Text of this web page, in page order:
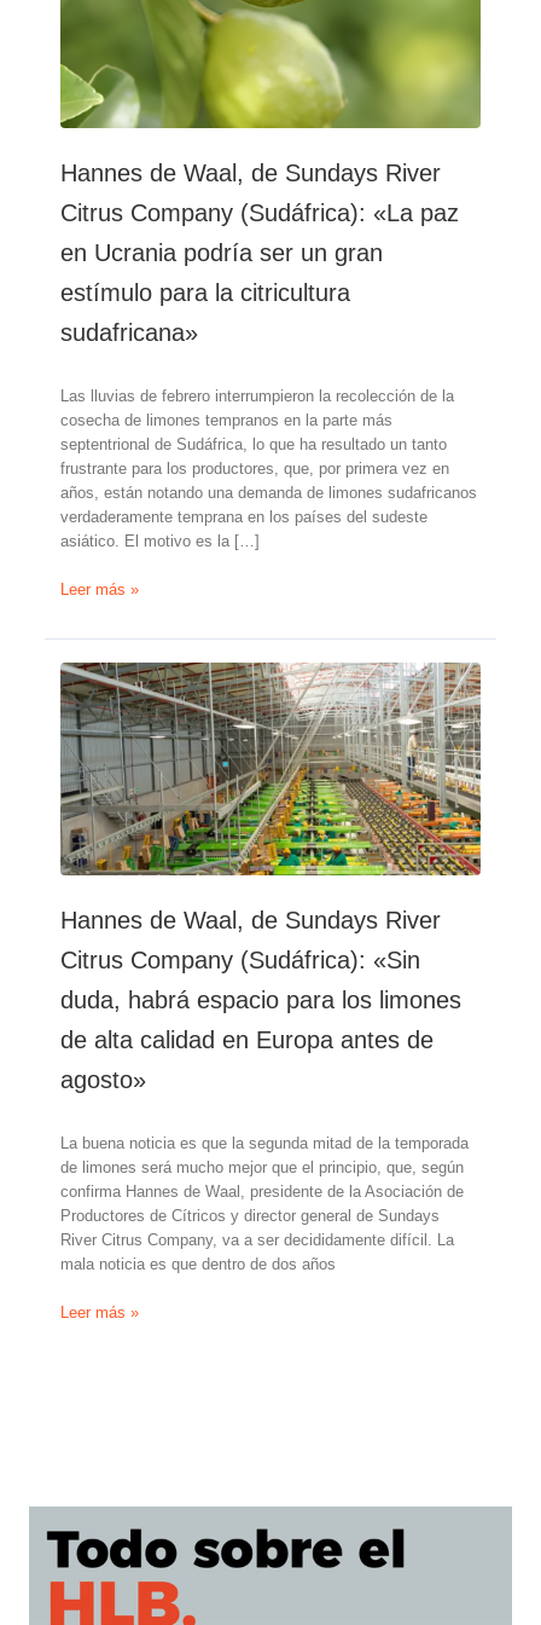
Hannes de Waal, de Sundays River
Citrus Company (Sudáfrica): «La paz
en Ucrania podría ser un gran
estímulo para la citricultura
sudafricana»
Las lluvias de febrero interrumpieron la recolección de la
cosecha de limones tempranos en la parte más
septentrional de Sudáfrica, lo que ha resultado un tanto
frustrante para los productores, que, por primera vez en
años, están notando una demanda de limones sudafricanos
verdaderamente temprana en los países del sudeste
asiático. El motivo es la […]
Hannes
Waal,
de
Sundays
River
Citrus
Company
(Sudáfrica):
«La
paz
en
Ucrania
ser
un
estímulo
la
citricultura
sudafricana»
Leer más »
Hannes de Waal, de Sundays River
Citrus Company (Sudáfrica): «Sin
duda, habrá espacio para los limones
de alta calidad en Europa antes de
agosto»
La buena noticia es que la segunda mitad de la temporada
de limones será mucho mejor que el principio, que, según
confirma Hannes de Waal, presidente de la Asociación de
Productores de Cítricos y director general de Sundays
River Citrus Company, va a ser decididamente difícil. La
mala noticia es que dentro de dos años
Hannes
(Sudáfrica):
«Sin
duda,
espacio
Leer más »